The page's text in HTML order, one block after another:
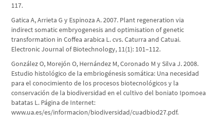
117.
Gatica A, Arrieta G y Espinoza A. 2007. Plant regeneration via
indirect somatic embryogenesis and optimisation of genetic
transformation in Coffea arabica L. cvs. Caturra and Catuai.
Electronic Journal of Biotechnology, 11(1): 101–112.
González O, Morejón O, Hernández M, Coronado M y Silva J. 2008.
Estudio histológico de la embriogénesis somática: Una necesidad
para el conocimiento de los procesos biotecnológicos y la
conservación de la biodiversidad en el cultivo del boniato Ipomoea
batatas L. Página de Internet:
www.ua.es/es/informacion/biodiversidad/cuadbiod27.pdf.